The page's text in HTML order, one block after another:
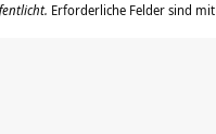
Erforderliche Felder sind mit